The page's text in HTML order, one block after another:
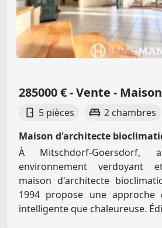
285000 € - Vente -
5 pièces 2 chambres
Maison d'architecte
À Mitschdorf-
environnement verdoyant
maison d'architecte
1994 propose une approche
intelligente que chaleureuse.